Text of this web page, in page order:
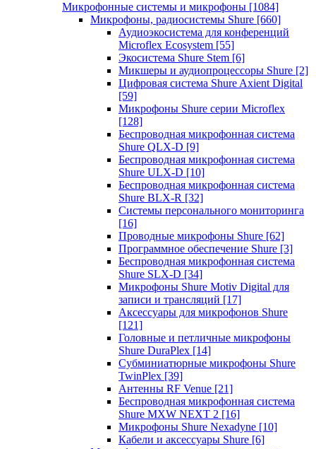
Микрофонные системы и микрофоны [1084]
Микрофоны, радиосистемы Shure [660]
Аудиоэкосистема для конференций
Microflex Ecosystem [55]
Экосистема Shure Stem [6]
Микшеры и аудиопроцессоры Shure [2]
Цифровая система Shure Axient Digital
[59]
Микрофоны Shure серии Microflex
[128]
Беспроводная микрофонная система
Shure QLX-D [9]
Беспроводная микрофонная система
Shure ULX-D [10]
Беспроводная микрофонная система
Shure BLX-R [32]
Системы персонального мониторинга
[16]
Проводные микрофоны Shure [62]
Программное обеспечение Shure [3]
Беспроводная микрофонная система
Shure SLX-D [34]
Микрофоны Shure Motiv Digital для
записи и трансляций [17]
Аксессуары для микрофонов Shure
[121]
Головные и петличные микрофоны
Shure DuraPlex [14]
Субминиатюрные микрофоны Shure
TwinPlex [39]
Антенны RF Venue [21]
Беспроводная микрофонная система
Shure MXW NEXT 2 [16]
Микрофоны Shure Nexadyne [10]
Кабели и аксессуары Shure [6]